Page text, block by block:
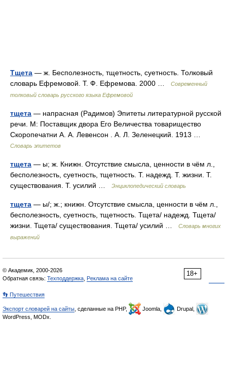
Тщета — ж. Бесполезность, тщетность, суетность. Толковый
словарь Ефремовой. Т. Ф. Ефремова. 2000 …
Современный
толковый словарь русского языка Ефремовой
тщета — напрасная (Радимов) Эпитеты литературной русской
речи. М: Поставщик двора Его Величества товарищество
Скоропечатни А. А. Левенсон . А. Л. Зеленецкий. 1913 …
Словарь эпитетов
тщета — ы; ж. Книжн. Отсутствие смысла, ценности в чём л.,
бесполезность, суетность, тщетность. Т. надежд. Т. жизни. Т.
существования. Т. усилий …
Энциклопедический словарь
тщета — ы/; ж.; книжн. Отсутствие смысла, ценности в чём л.,
бесполезность, суетность, тщетность. Тщета/ надежд. Тщета/
жизни. Тщета/ существования. Тщета/ усилий …
Словарь многих
выражений
18+
© Академик, 2000-2026
Обратная связь: Техподдержка Реклама на сайте
👣 Путешествия
Экспорт словарей на сайты , сделанные на PHP, Joomla,
Drupal,
WordPress, MODx.